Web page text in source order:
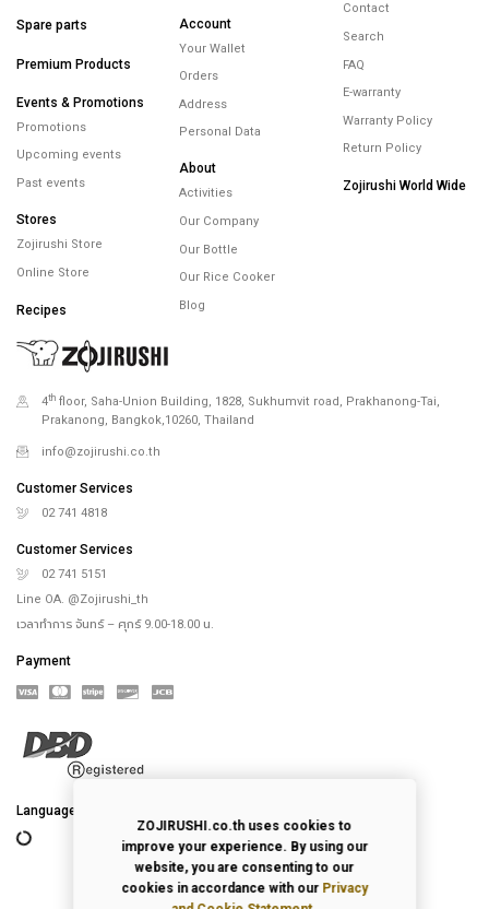
Spare parts
Premium Products
Events & Promotions
Promotions
Upcoming events
Past events
Stores
Zojirushi Store
Online Store
Recipes
Account
Your Wallet
Orders
Address
Personal Data
About
Activities
Our Company
Our Bottle
Our Rice Cooker
Blog
Contact
Search
FAQ
E-warranty
Warranty Policy
Return Policy
Zojirushi World Wide
4th floor, Saha-Union Building, 1828, Sukhumvit road, Prakhanong-Tai,
Prakanong, Bangkok,10260, Thailand
info@zojirushi.co.th
Customer Services
02 741 4818
Customer Services
02 741 5151
Line OA. @Zojirushi_th
เวลาทำการ จันทร์ – ศุกร์ 9.00-18.00 น.
Payment
Language
ZOJIRUSHI.co.th uses cookies to
improve your experience. By using our
website, you are consenting to our
cookies in accordance with our Privacy